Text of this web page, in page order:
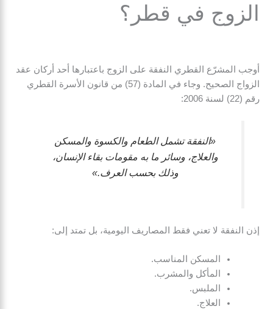
الزوج في قطر؟
أوجب المشرّع القطري النفقة على الزوج باعتبارها أحد أركان عقد
الزواج الصحيح. وجاء في المادة (57) من قانون الأسرة القطري
رقم (22) لسنة 2006:
«النفقة تشمل الطعام والكسوة والمسكن
والعلاج، وسائر ما به مقومات بقاء الإنسان،
وذلك بحسب العرف.»
إذن النفقة لا تعني فقط المصاريف اليومية، بل تمتد إلى:
المسكن المناسب.
المأكل والمشرب.
الملبس.
العلاج.